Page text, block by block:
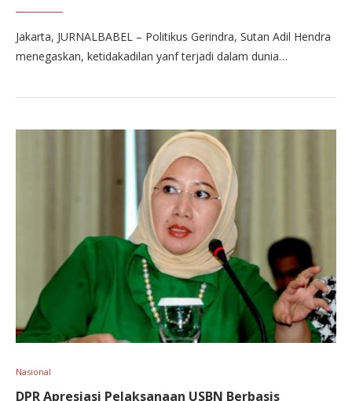
Jakarta, JURNALBABEL – Politikus Gerindra, Sutan Adil Hendra
menegaskan, ketidakadilan yanf terjadi dalam dunia…
Nasional
DPR Apresiasi Pelaksanaan USBN Berbasis